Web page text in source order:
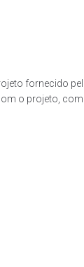
fornecido
o projeto,